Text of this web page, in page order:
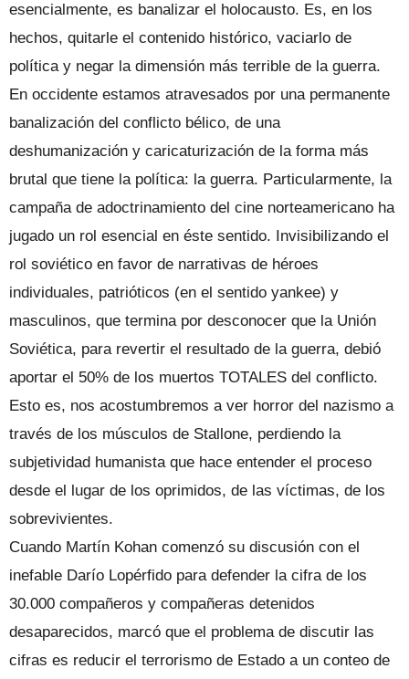
esencialmente, es banalizar el holocausto. Es, en los
hechos, quitarle el contenido histórico, vaciarlo de
política y negar la dimensión más terrible de la guerra.
En occidente estamos atravesados por una permanente
banalización del conflicto bélico, de una
deshumanización y caricaturización de la forma más
brutal que tiene la política: la guerra. Particularmente, la
campaña de adoctrinamiento del cine norteamericano ha
jugado un rol esencial en éste sentido. Invisibilizando el
rol soviético en favor de narrativas de héroes
individuales, patrióticos (en el sentido yankee) y
masculinos, que termina por desconocer que la Unión
Soviética, para revertir el resultado de la guerra, debió
aportar el 50% de los muertos TOTALES del conflicto.
Esto es, nos acostumbremos a ver horror del nazismo a
través de los músculos de Stallone, perdiendo la
subjetividad humanista que hace entender el proceso
desde el lugar de los oprimidos, de las víctimas, de los
sobrevivientes.
Cuando Martín Kohan comenzó su discusión con el
inefable Darío Lopérfido para defender la cifra de los
30.000 compañeros y compañeras detenidos
desaparecidos, marcó que el problema de discutir las
cifras es reducir el terrorismo de Estado a un conteo de